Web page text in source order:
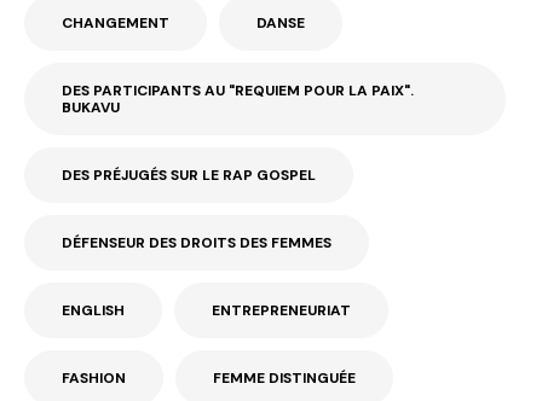
CHANGEMENT DANSE
DES PARTICIPANTS AU "REQUIEM POUR LA PAIX".
BUKAVU
DES PRÉJUGÉS SUR LE RAP GOSPEL
DÉFENSEUR DES DROITS DES FEMMES
ENGLISH ENTREPRENEURIAT
FASHION FEMME DISTINGUÉE